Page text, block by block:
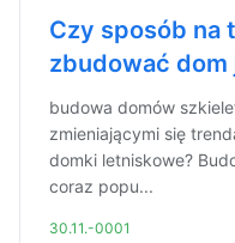
Czy sposób na
zbudować
budowa domów
zmieniającymi się
domki letniskowe?
coraz popu...
30.11.-0001